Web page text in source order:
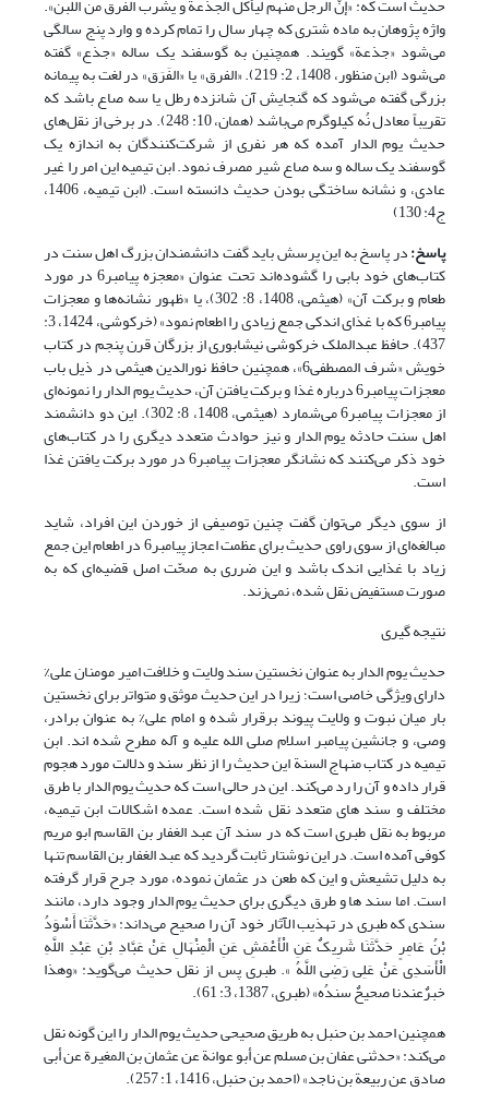
حدیث است که: «إنّ الرجل منهم لیأکل الجذعة و یشرب الفرق من اللّبن».
واژه پژوهان به ماده شتری که چهار سال را تمام کرده و وارد پنج سالگی
می‌شود «جذعة» گویند. همچنین به گوسفند یک ساله «جذع» گفته
می‌شود (ابن منظور، 1408، 2: 219). «الفرق» یا «الفَرَق» در لغت به پیمانه
بزرگی گفته می‌شود که گنجایش آن شانزده رطل یا سه صاع باشد که
تقریباً معادل نُه کیلوگرم می‌باشد (همان، 10: 248). در برخی از نقل‌های
حدیث یوم الدار آمده که هر نفری از شرکت‌کنندگان به اندازه یک
گوسفند یک ساله و سه صاع شیر مصرف نمود. ابن تیمیه این امر را غیر
عادی، و نشانه ساختگی بودن حدیث دانسته است. (ابن تیمیه، 1406،
ج4: 130)
پاسخ:در پاسخ به این پرسش باید گفت دانشمندان بزرگ اهل سنت در
کتاب‌های خود بابی را گشوده‌اند تحت عنوان «معجزه پیامبر6 در مورد
طعام و برکت آن» (هیثمی، 1408، 8: 302)، یا «ظهور نشانه‌ها و معجزات
پیامبر6 که با غذای اندکی جمع زیادی را اطعام نمود» (خرکوشی، 1424، 3:
437). حافظ عبدالملک خرکوشی نیشابوری از بزرگان قرن پنجم در کتاب
خویش «شرف المصطفی6»، همچنین حافظ نورالدین هیثمی در ذیل باب
معجزات پیامبر6 درباره غذا و برکت یافتن آن، حدیث یوم الدار را نمونه‌ای
از معجزات پیامبر6 می‌شمارد (هیثمی، 1408، 8: 302). این دو دانشمند
اهل سنت حادثه یوم الدار و نیز حوادث متعدد دیگری را در کتاب‌های
خود ذکر می‌کنند که نشانگر معجزات پیامبر6 در مورد برکت یافتن غذا
است.
از سوی دیگر می‌توان گفت چنین توصیفی از خوردن این افراد، شاید
مبالغه‌ای از سوی راوی حدیث برای عظمت اعجاز پیامبر6 در اطعام این جمع
زیاد با غذایی اندک باشد و این ضرری به صحّت اصل قضیه‌ای که به
صورت مستفیض نقل شده، نمی‌زند.
نتیجه گیری
حدیث یوم الدار به عنوان نخستین سند ولایت و خلافت امیر مومنان علی%
دارای ویژگی خاصی است؛ زیرا در این حدیث موثق و متواتر برای نخستین
بار میان نبوت و ولایت پیوند برقرار شده و امام علی% به عنوان برادر،
وصی، و جانشین پیامبر اسلام صلی الله علیه و آله مطرح شده اند. ابن
تیمیه در کتاب منهاج السنة این حدیث را از نظر سند و دلالت مورد هجوم
قرار داده و آن را رد می‌کند. این در حالی است که حدیث یوم الدار با طرق
مختلف و سند های متعدد نقل شده است. عمده اشکالات ابن تیمیه،
مربوط به نقل طبری است که در سند آن عبد الغفار بن القاسم ابو مریم
کوفی آمده است. در این نوشتار ثابت گردید که عبد الغفار بن القاسم تنها
به دلیل تشیعش و این که طعن در عثمان نموده، مورد جرح قرار گرفته
است. اما سند ها و طرق دیگری برای حدیث یوم الدار وجود دارد، مانند
سندی که طبری در تهذیب الآثار خود آن را صحیح می‌داند: «حَدَّثَنَا أَسْوَدُ
بْنُ عَامِرٍ حَدَّثَنَا شَرِیکٌ عَنِ الْأَعْمَشِ عَنِ الْمِنْهَالِ عَنْ عَبَّادِ بْنِ عَبْدِ اللَّهِ
الْأَسَدِی عَنْ عَلِی رَضِی اللَّهُ ». طبری پس از نقل حدیث می‌گوید: «وهذا
خبرٌعندنا صحیحٌ سندُه» (طبری، 1387، 3: 61).
همچنین احمد بن حنبل به طریق صحیحی حدیث یوم الدار را این گونه نقل
می‌کند: «حدثنی عفان بن مسلم عن أبو عوانة عن عثمان بن المغیرة عن أبی
صادق عن ربیعة بن ناجد» (احمد بن حنبل، 1416، 1: 257).